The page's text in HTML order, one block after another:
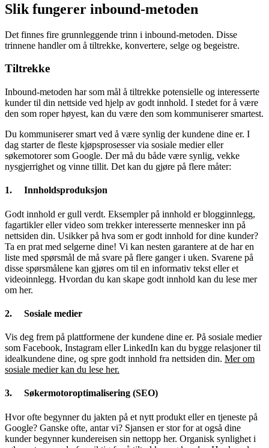
Slik fungerer inbound-metoden
Det finnes fire grunnleggende trinn i inbound-metoden. Disse
trinnene handler om å tiltrekke, konvertere, selge og begeistre.
Tiltrekke
Inbound-metoden har som mål å tiltrekke potensielle og interesserte
kunder til din nettside ved hjelp av godt innhold. I stedet for å være
den som roper høyest, kan du være den som kommuniserer smartest.
Du kommuniserer smart ved å være synlig der kundene dine er. I
dag starter de fleste kjøpsprosesser via sosiale medier eller
søkemotorer som Google. Der må du både være synlig, vekke
nysgjerrighet og vinne tillit. Det kan du gjøre på flere måter:
1. Innholdsproduksjon
Godt innhold er gull verdt. Eksempler på innhold er blogginnlegg,
fagartikler eller video som trekker interesserte mennesker inn på
nettsiden din. Usikker på hva som er godt innhold for dine kunder?
Ta en prat med selgerne dine! Vi kan nesten garantere at de har en
liste med spørsmål de må svare på flere ganger i uken. Svarene på
disse spørsmålene kan gjøres om til en informativ tekst eller et
videoinnlegg. Hvordan du kan skape godt innhold kan du lese mer
om her.
2. Sosiale medier
Vis deg frem på plattformene der kundene dine er. På sosiale medier
som Facebook, Instagram eller LinkedIn kan du bygge relasjoner til
idealkundene dine, og spre godt innhold fra nettsiden din. Mer om
sosiale medier kan du lese her.
3. Søkermotoroptimalisering (SEO)
Hvor ofte begynner du jakten på et nytt produkt eller en tjeneste på
Google? Ganske ofte, antar vi? Sjansen er stor for at også dine
kunder begynner kundereisen sin nettopp her. Organisk synlighet i